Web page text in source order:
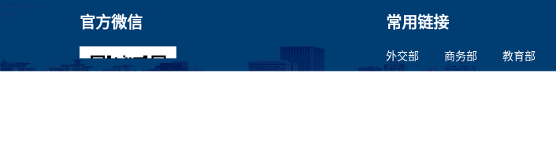
官方微信 常用链接
外交部 商务部 教育部